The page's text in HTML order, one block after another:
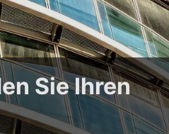
Sie Ihren